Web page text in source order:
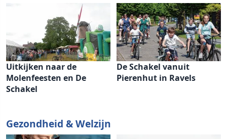
Uitkijken naar de
Molenfeesten en De
Schakel
De Schakel vanuit
Pierenhut in Ravels
Gezondheid & Welzijn